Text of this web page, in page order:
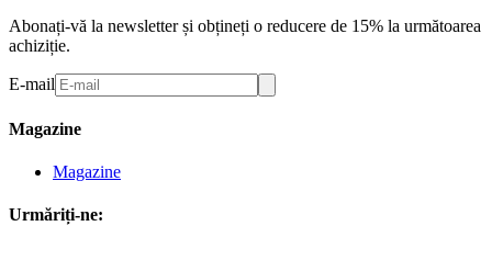
Abonați-vă la newsletter și obțineți o reducere de 15% la următoarea
achiziție.
E-mail
Magazine
Magazine
Urmăriți-ne: